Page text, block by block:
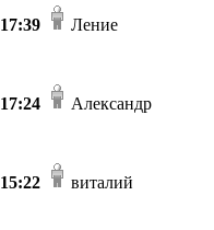
17:39 Ление
17:24 Александр
15:22 виталий